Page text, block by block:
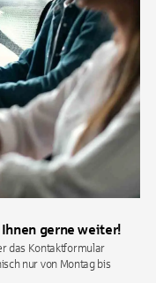
gerne weiter!
das Kontaktformular
nur von Montag bis